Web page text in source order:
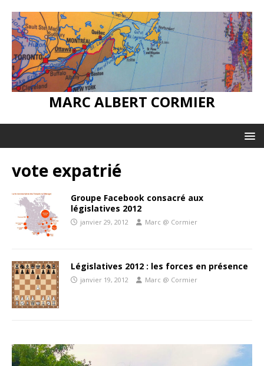
MARC ALBERT CORMIER
vote expatrié
Groupe Facebook consacré aux
législatives 2012
janvier 29, 2012 Marc @ Cormier
Législatives 2012 : les forces en présence
janvier 19, 2012 Marc @ Cormier